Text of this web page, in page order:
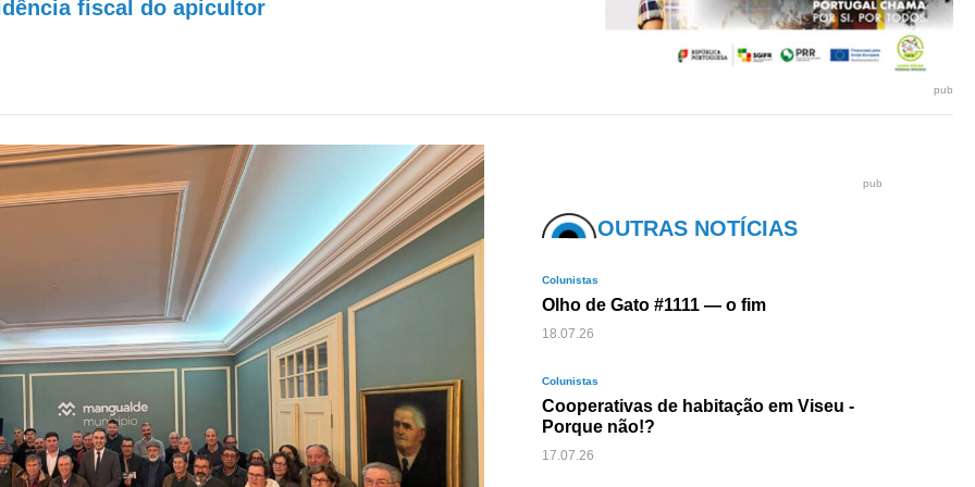
fiscal do apicultor
pub
pub
OUTRAS NOTÍCIAS
Colunistas
Olho de Gato #1111 — o fim
18.07.26
Colunistas
Cooperativas de habitação em Viseu -
Porque não!?
17.07.26